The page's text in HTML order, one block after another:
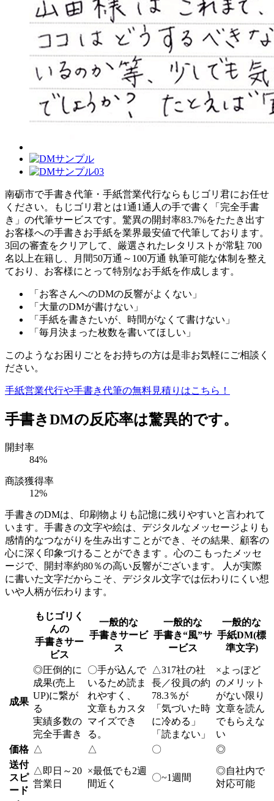
南砺市で手書き代筆・手紙営業代行ならもじゴリ君にお任せ
ください。もじゴリ君とは1通1通人の手で書く「完全手書
き」の代筆サービスです。驚異の開封率83.7%をたたき出す
お客様への手書きお手紙を業界最安値で代筆しております。
3回の審査をクリアして、厳選されたレタリストが常駐 700
名以上在籍し、月間50万通～100万通 執筆可能な体制を整え
ており、お客様にとって特別なお手紙を作成します。
「お客さんへのDMの反響がよくない」
「大量のDMが書けない」
「手紙を書きたいが、時間がなくて書けない」
「毎月決まった枚数を書いてほしい」
このようなお困りごとをお持ちの方は是非お気軽にご相談く
ださい。
手紙営業代行や手書き代筆の無料見積りはこちら！
手書きDMの反応率は驚異的です。
開封率
84%
商談獲得率
12%
手書きのDMは、印刷物よりも記憶に残りやすいと言われて
います。手書きの文字や絵は、デジタルなメッセージよりも
感情的なつながりを生み出すことができ、その結果、顧客の
心に深く印象づけることができます 。心のこもったメッセ
ージで、開封率約80％の高い反響がございます。 人が実際
に書いた文字だからこそ、デジタル文字では伝わりにくい想
いや人柄が伝わります。
もじゴリく
んの
手書きサー
ビス
一般的な
手書きサービ
ス
一般的な
手書き“風”サ
ービス
一般的な
手紙DM(標
準文字)
成果
◎圧倒的に
成果(売上
UP)に繋が
る
実績多数の
完全手書き
〇手が込んで
いるため読ま
れやすく、
文章もカスタ
マイズでき
る。
△317社の社
長／役員の約
78.3％が
「気づいた時
に冷める」
「読まない」
×よっぽど
のメリット
がない限り
文章を読ん
でもらえな
い
価格 △ △ 〇
◎
送付
スピ
ード
△ 即日～20
営業日
×最低でも2週
間近く
〇~1週間
◎自社内で
対応可能